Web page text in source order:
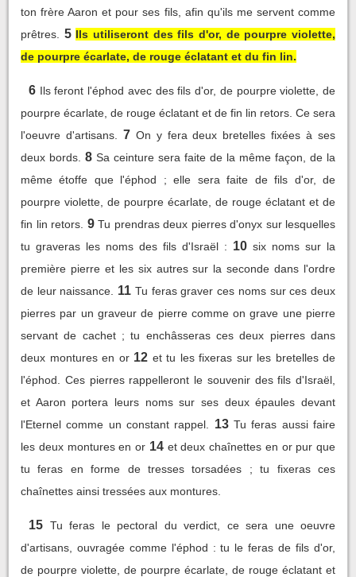
ton frère Aaron et pour ses fils, afin qu'ils me servent comme
prêtres.
5 Ils utiliseront des fils d'or, de pourpre violette,
de pourpre écarlate, de rouge éclatant et du fin lin.
6 Ils feront l'éphod avec des fils d'or, de pourpre violette, de
pourpre écarlate, de rouge éclatant et de fin lin retors. Ce sera
l'oeuvre d'artisans.
7 On y fera deux bretelles fixées à ses
deux bords. 8 Sa ceinture sera faite de la même façon, de la
même étoffe que l'éphod ; elle sera faite de fils d'or, de
pourpre violette, de pourpre écarlate, de rouge éclatant et de
fin lin retors. 9 Tu prendras deux pierres d'onyx sur lesquelles
tu graveras les noms des fils d'Israël : 10 six noms sur la
première pierre et les six autres sur la seconde dans l'ordre
de leur naissance.
11 Tu feras graver ces noms sur ces deux
pierres par un graveur de pierre comme on grave une pierre
servant de cachet ; tu enchâsseras ces deux pierres dans
deux montures en or 12 et tu les fixeras sur les bretelles de
l'éphod. Ces pierres rappelleront le souvenir des fils d'Israël,
et Aaron portera leurs noms sur ses deux épaules devant
l'Eternel comme un constant rappel.
13 Tu feras aussi faire
les deux montures en or 14 et deux chaînettes en or pur que
tu feras en forme de tresses torsadées ; tu fixeras ces
chaînettes ainsi tressées aux montures.
15 Tu feras le pectoral du verdict, ce sera une oeuvre
d'artisans, ouvragée comme l'éphod : tu le feras de fils d'or,
de pourpre violette, de pourpre écarlate, de rouge éclatant et